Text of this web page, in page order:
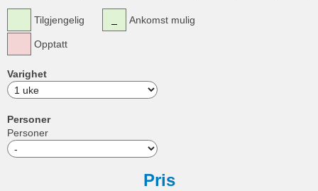
Tilgjengelig
Opptatt
Ankomst mulig
Varighet
Personer
Personer
Pris